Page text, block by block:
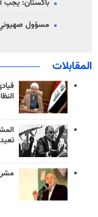
باكستان: يجب
مسؤول
المقابلات